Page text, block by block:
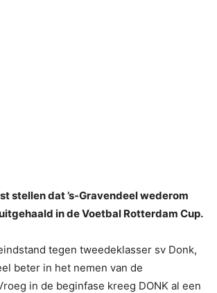
stellen dat ’s-Gravendeel wederom
in de Voetbal Rotterdam Cup.
tegen tweedeklasser sv Donk,
beter in het nemen van de
in de beginfase kreeg DONK al een